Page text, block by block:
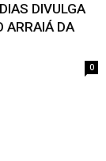
DIVULGA
ARRAIÁ DA
0